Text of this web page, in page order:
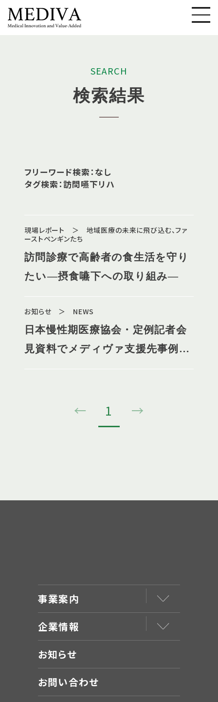
SEARCH
検索結果
フリーワード検索：なし
タグ検索：訪問嚥下リハ
現場レポート ＞ 地域医療の未来に飛び込む、ファ
ーストペンギンたち
訪問診療で高齢者の食生活を守り
たい―摂食嚥下への取り組み―
お知らせ ＞ NEWS
日本慢性期医療協会・定例記者会
見資料でメディヴァ支援先事例が
← 1 →
事業案内
企業情報
お知らせ
お問い合わせ